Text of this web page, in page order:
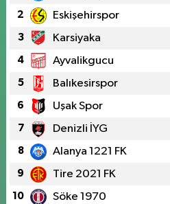
2 Eskişehirspor
3 Karsiyaka
4 Ayvalikgucu
5 Balıkesirspor
6 Uşak Spor
7 Denizli İYG
8 Alanya 1221 FK
9 Tire 2021 FK
10 Söke 1970